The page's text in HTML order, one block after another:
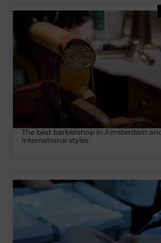
The best barbershop in Amsterdam
international styles